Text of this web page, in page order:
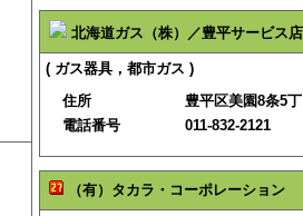
北海道ガス（株）／豊平サービス店
( ガス器具，都市ガス )
住所
豊平区美園8条5
電話番号
011-832-2121
（有）タカラ・コーポレーション